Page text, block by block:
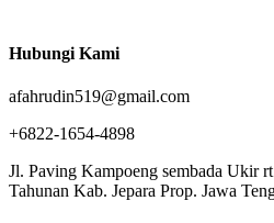
Hubungi Kami
afahrudin519@gmail.com
+6822-1654-4898
Jl. Paving Kampoeng sembada Ukir
Tahunan Kab. Jepara Prop. Jawa